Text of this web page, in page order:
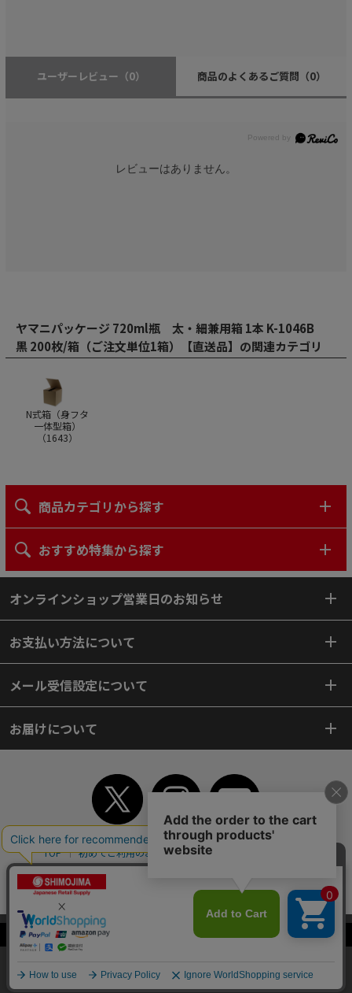
当サイトはクッキー（Cookie）を使用しています。Cookieの使用に同意いた
だける場合は「OK」をクリックしてください。
OK
ユーザーレビュー （0） 商品のよくあるご質問 （0）
レビューはありません。
ヤマニパッケージ 720ml瓶 太・細兼用箱 1本 K-1046B
黒 200枚/箱（ご注文単位1箱）【直送品】の関連カテゴリ
N式箱（身フタ
一体型箱）
（1643）
商品カテゴリから探す
おすすめ特集から探す
オンラインショップ営業日のお知らせ
お支払い方法について
メール受信設定について
お届けについて
TOP 初めてご利用のお客様へ ご利用案内
個人情報保護方針
よくあるご質問
サイトマップ
WEBカタログ
Copyright© 2018 SHIMOJIMA Co.,Ltd. All Rights Reserved.